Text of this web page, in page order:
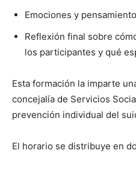
Emociones y
Reflexión final sobre
los participantes y qué
Esta formación la imparte
concejalía de Servicios
prevención individual del
El horario se distribuye en